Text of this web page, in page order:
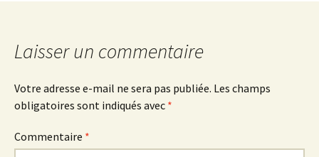
Laisser un commentaire
Votre adresse e-mail ne sera pas publiée. Les champs
obligatoires sont indiqués avec *
Commentaire *